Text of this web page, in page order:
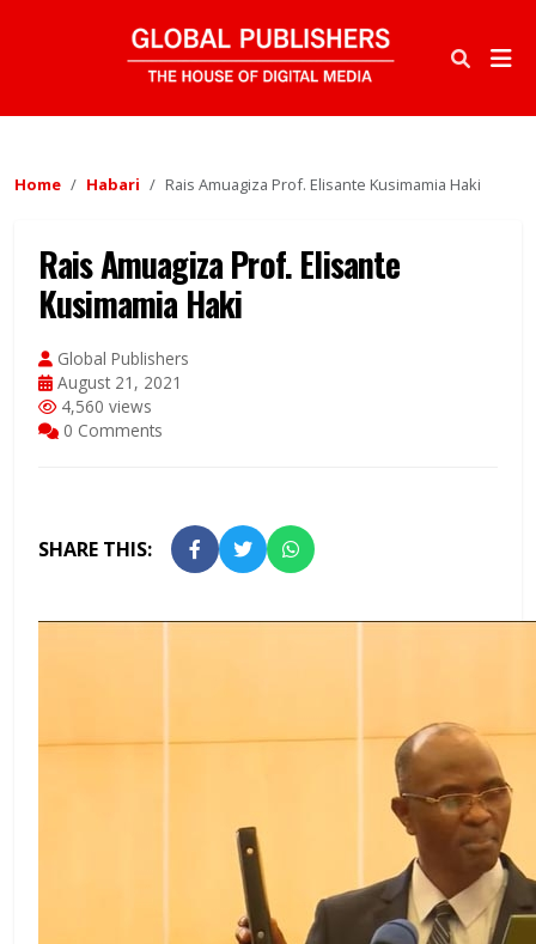
Home Habari Rais Amuagiza Prof. Elisante Kusimamia Haki
Rais Amuagiza Prof. Elisante
Kusimamia Haki
Global Publishers
August 21, 2021
4,560 views
0 Comments
SHARE THIS: